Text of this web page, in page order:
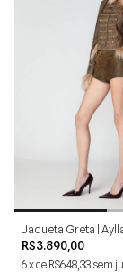
Jaqueta Greta |
R$3.890,00
6xde R$648,33 sem
G